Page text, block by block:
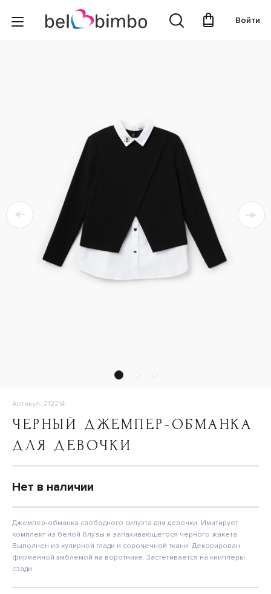
Войти
Артикул: 212214
ЧЕРНЫЙ ДЖЕМПЕР-ОБМАНКА
ДЛЯ ДЕВОЧКИ
Нет в наличии
Джемпер-обманка свободного силуэта для девочки. Имитирует
комплект из белой блузы и запахивающегося черного жакета.
Выполнен из кулирной глади и сорочечной ткани. Декорирован
фирменной эмблемой на воротнике. Застегивается на книпперы
сзади